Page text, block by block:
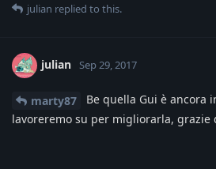
julian replied to this.
julian Sep 29, 2017
marty87
Be quella Gui è ancora
lavoreremo su per migliorarla, grazie